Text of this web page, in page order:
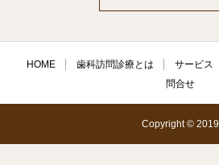
HOME 歯科訪問診療とは サービス
問合せ
Copyright © 2019